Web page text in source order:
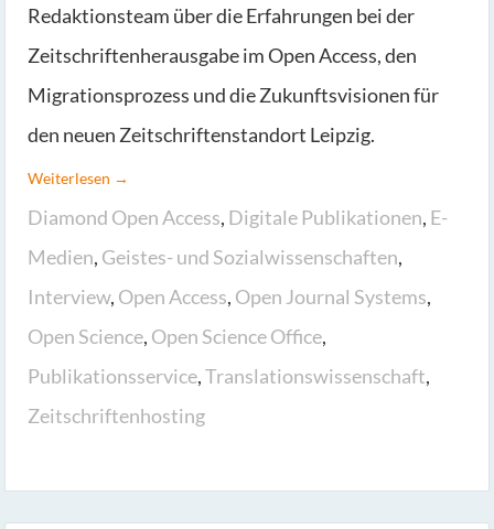
Redaktionsteam über die Erfahrungen bei der
Zeitschriftenherausgabe im Open Access, den
Migrationsprozess und die Zukunftsvisionen für
den neuen Zeitschriftenstandort Leipzig.
Weiterlesen →
Diamond Open Access, Digitale Publikationen, E-
Medien, Geistes- und Sozialwissenschaften,
Interview, Open Access, Open Journal Systems,
Open Science, Open Science Office,
Publikationsservice,Translationswissenschaft,
Zeitschriftenhosting